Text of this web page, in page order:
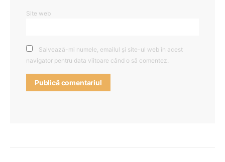
Site web
Salvează-mi numele, emailul și site-ul web în acest
navigator pentru data viitoare când o să comentez.